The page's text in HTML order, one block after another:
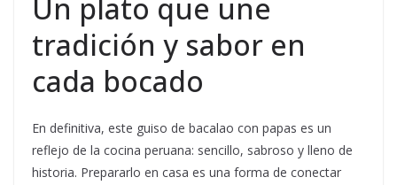
Un plato que une
tradición y sabor en
cada bocado
En definitiva, este guiso de bacalao con papas es un
reflejo de la cocina peruana: sencillo, sabroso y lleno de
historia. Prepararlo en casa es una forma de conectar